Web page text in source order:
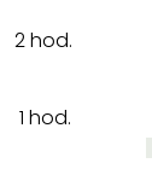
2 hod.
1 hod.